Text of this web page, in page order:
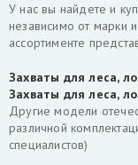
У нас вы найдете и
независимо от марки
ассортименте
Захваты для леса,
Захваты для леса,
Другие модели
различной
специалистов)